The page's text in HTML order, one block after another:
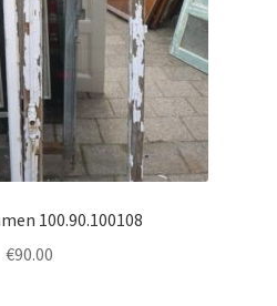
100.90.100108
€90.00